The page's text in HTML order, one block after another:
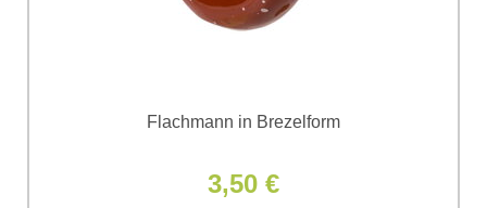
Flachmann in Brezelform
3,50 €